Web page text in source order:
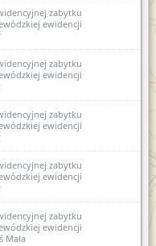
zabytku
ewidencji
zabytku
ewidencji
zabytku
ewidencji
zabytku
ewidencji
zabytku
ewidencji
Mała